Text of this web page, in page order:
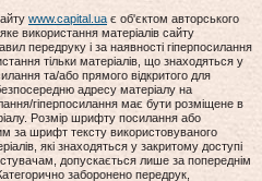
www.capital.uaє об'єктом авторського
використання матеріалів сайту
передруку і за наявності гіперпосилання
тільки матеріалів, що знаходяться у
та/або прямого відкритого для
адресу матеріалу на
гіперпосилання має бути розміщене в
Розмір шрифту посилання або
за шрифт тексту використовуваного
які знаходяться у закритому доступі
допускається лише за попереднім
заборонено передрук,